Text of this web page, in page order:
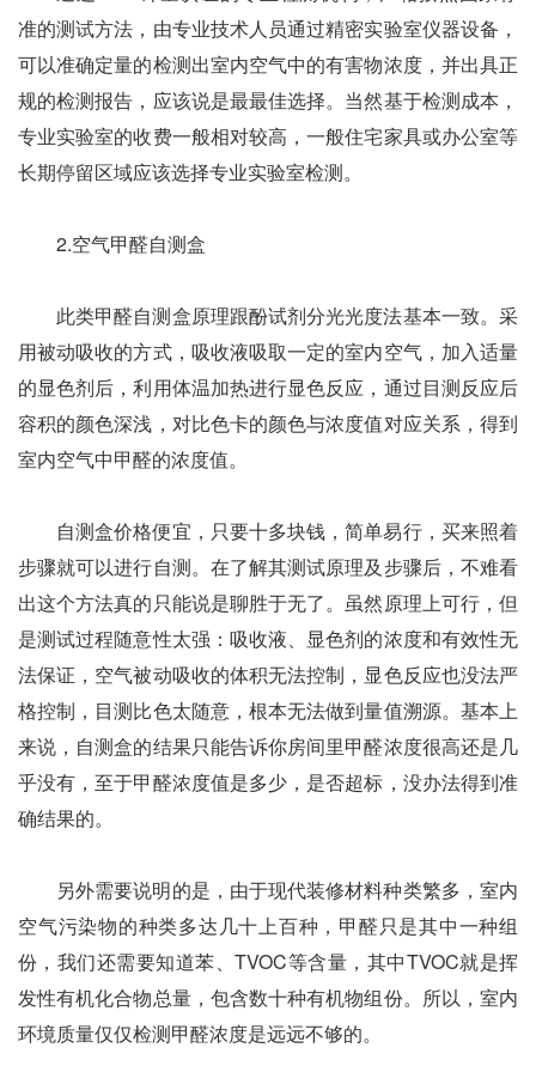
准的测试方法，由专业技术人员通过精密实验室仪器设备，
可以准确定量的检测出室内空气中的有害物浓度，并出具正
规的检测报告，应该说是最最佳选择。当然基于检测成本，
专业实验室的收费一般相对较高，一般住宅家具或办公室等
长期停留区域应该选择专业实验室检测。
2.空气甲醛自测盒
此类甲醛自测盒原理跟酚试剂分光光度法基本一致。采
用被动吸收的方式，吸收液吸取一定的室内空气，加入适量
的显色剂后，利用体温加热进行显色反应，通过目测反应后
容积的颜色深浅，对比色卡的颜色与浓度值对应关系，得到
室内空气中甲醛的浓度值。
自测盒价格便宜，只要十多块钱，简单易行，买来照着
步骤就可以进行自测。在了解其测试原理及步骤后，不难看
出这个方法真的只能说是聊胜于无了。虽然原理上可行，但
是测试过程随意性太强：吸收液、显色剂的浓度和有效性无
法保证，空气被动吸收的体积无法控制，显色反应也没法严
格控制，目测比色太随意，根本无法做到量值溯源。基本上
来说，自测盒的结果只能告诉你房间里甲醛浓度很高还是几
乎没有，至于甲醛浓度值是多少，是否超标，没办法得到准
确结果的。
另外需要说明的是，由于现代装修材料种类繁多，室内
空气污染物的种类多达几十上百种，甲醛只是其中一种组
份，我们还需要知道苯、TVOC等含量，其中TVOC就是挥
发性有机化合物总量，包含数十种有机物组份。所以，室内
环境质量仅仅检测甲醛浓度是远远不够的。